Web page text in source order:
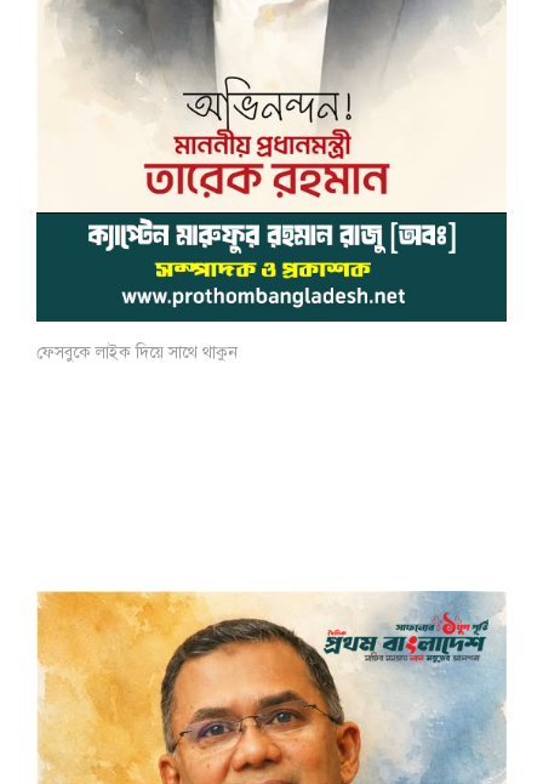
ফেসবুকে লাইক দিয়ে সাথে থাকুন